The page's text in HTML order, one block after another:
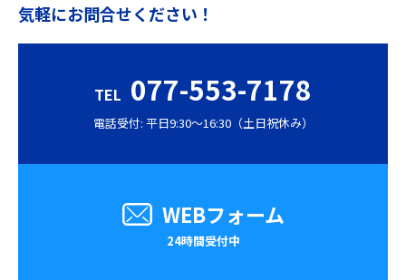
気軽にお問合せください！
TEL 077-553-7178
電話受付: 平日9:30〜16:30（土日祝休み）
WEBフォーム
24時間受付中